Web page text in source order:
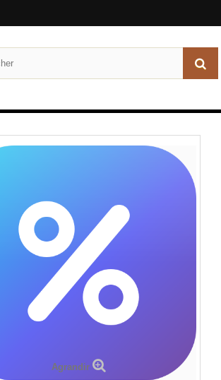
Agrandir